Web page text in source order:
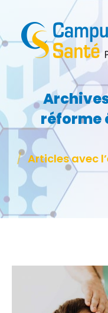
réforme
Vous êtes ici :
Articles avec